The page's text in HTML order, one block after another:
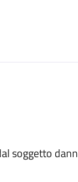
soggetto